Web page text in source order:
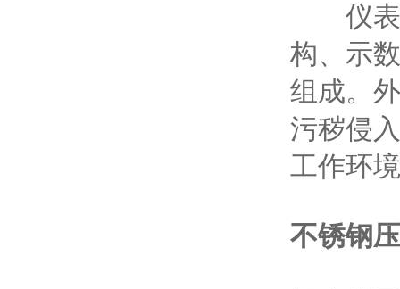
仪表
构、示
组成。
污秽侵
工作环
不锈钢